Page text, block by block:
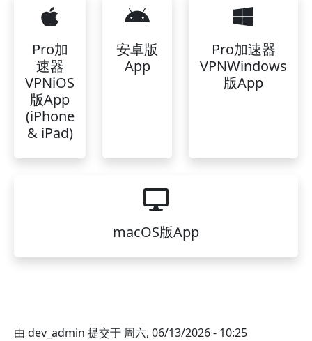
Pro加
速器
VPNiOS
版App
(iPhone
& iPad)
安卓版
App
Pro加速器
VPNWindows
版App
macOS版App
由 dev_admin 提交于 周六, 06/13/2026 - 10:25